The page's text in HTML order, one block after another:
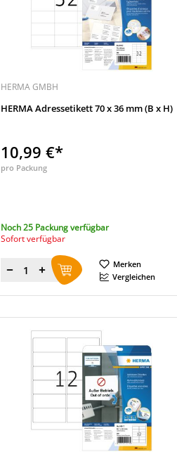
HERMA GMBH
HERMA Adressetikett 70 x 36 mm (B x H)
10,99 €*
pro Packung
Noch 25 Packung verfügbar
Sofort verfügbar
Menge
Merken
Vergleichen